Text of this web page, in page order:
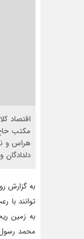
اقتصاد
مکتب حاج
هراس و
به گزارش
توانند با
به زمین
محمد